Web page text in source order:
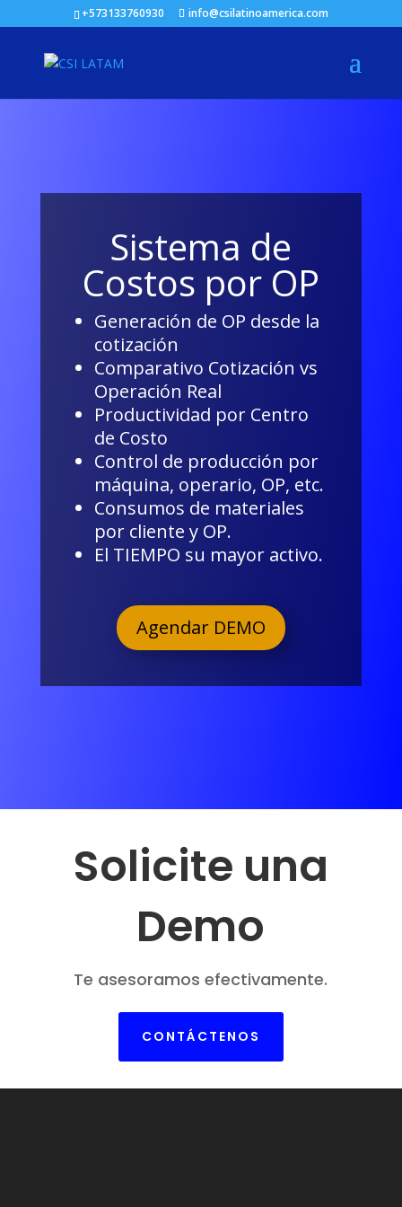
+573133760930 info@csilatinoamerica.com
Sistema de
Costos por OP
Generación de OP desde la
cotización
Comparativo Cotización vs
Operación Real
Productividad por Centro
de Costo
Control de producción por
máquina, operario, OP, etc.
Consumos de materiales
por cliente y OP.
El TIEMPO su mayor activo.
Agendar DEMO
Solicite una
Demo
Te asesoramos efectivamente.
CONTÁCTENOS